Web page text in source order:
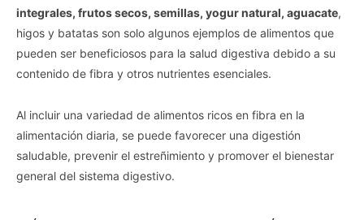
integrales, frutos secos, semillas, yogur natural, aguacate,
higos y batatas son solo algunos ejemplos de alimentos que
pueden ser beneficiosos para la salud digestiva debido a su
contenido de fibra y otros nutrientes esenciales.
Al incluir una variedad de alimentos ricos en fibra en la
alimentación diaria, se puede favorecer una digestión
saludable, prevenir el estreñimiento y promover el bienestar
general del sistema digestivo.